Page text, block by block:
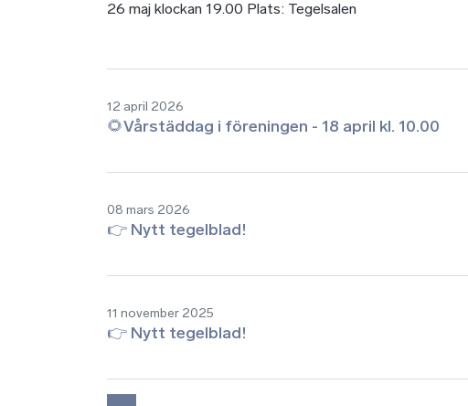
26 maj klockan 19.00 Plats: Tegelsalen
12 april 2026
🌻Vårstäddag i föreningen - 18 april kl. 10.00
08 mars 2026
👉 Nytt tegelblad!
11 november 2025
👉 Nytt tegelblad!